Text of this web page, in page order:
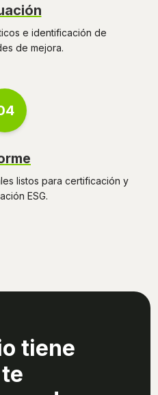
e identificación de
de mejora.
listos para certificación y
ESG.
tiene